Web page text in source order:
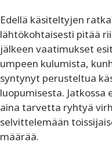
Edellä käsiteltyjen
lähtökohtaisesti pitää
jälkeen vaatimukset
umpeen kulumista,
syntynyt perusteltua
luopumisesta.
aina tarvetta ryhtyä
selvittelemään
määrää.